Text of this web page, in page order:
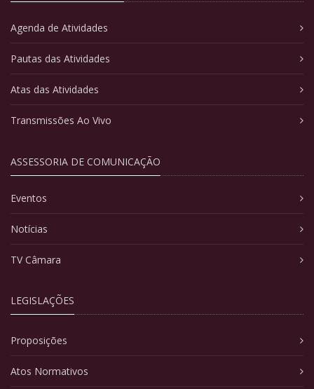
Agenda de Atividades
Pautas das Atividades
Atas das Atividades
Transmissões Ao Vivo
ASSESSORIA DE COMUNICAÇÃO
Eventos
Notícias
TV Câmara
LEGISLAÇÕES
Proposições
Atos Normativos